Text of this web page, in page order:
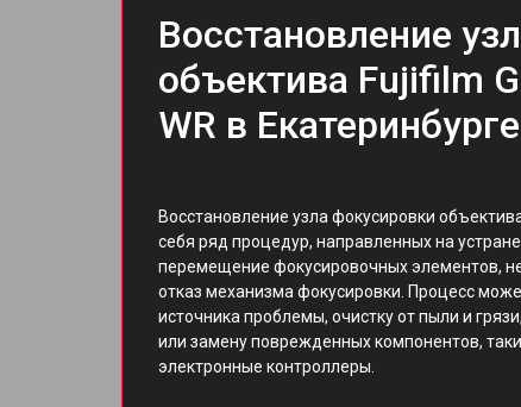
Восстановление
объектива Fujifilm
WR в Екатеринбурге
Восстановление узла фокусировки
себя ряд процедур, направленных на
перемещение фокусировочных элементов,
отказ механизма фокусировки. Процесс
источника проблемы, очистку от пыли и
или замену поврежденных компонентов,
электронные контроллеры.